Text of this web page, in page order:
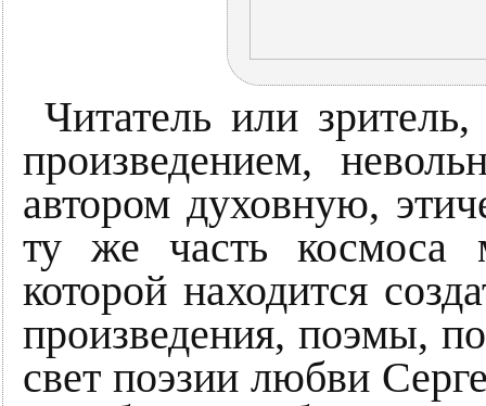
Читатель или
произведением,
автором духовную,
ту же часть космоса
которой находится
произведения, поэмы,
свет поэзии любви